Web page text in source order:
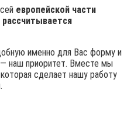
европейской части
именно для Вас форму и
наш приоритет. Вместе мы
сделает нашу работу